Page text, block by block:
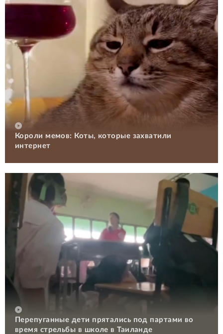
Короли мемов: Коты, которые захватили
интернет
Перепуганные дети прятались под партами во
время стрельбы в школе в Таиланде